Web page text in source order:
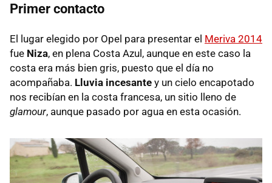
Primer contacto
El lugar elegido por Opel para presentar el Meriva 2014
fue Niza, en plena Costa Azul, aunque en este caso la
costa era más bien gris, puesto que el día no
acompañaba. Lluvia incesante y un cielo encapotado
nos recibían en la costa francesa, un sitio lleno de
glamour, aunque pasado por agua en esta ocasión.